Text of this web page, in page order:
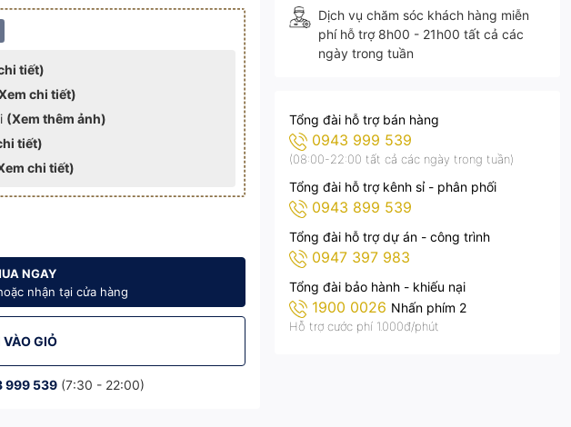
- CTLT.CA02.1500
Chống Bão - CTLT.CA02.1500
Trời 1500W Vỏ Nhôm, Chống Bão - CTLT.CA02.1500
Lượng Mặt Trời 1500W Vỏ Nhôm, Chống Bão - CTLT.CA02.1500
tiết)
chi tiết)
(Xem thêm ảnh)
tiết)
chi tiết)
NGAY
nhận tại cửa hàng
GIỎ
999 539 (7:30 - 22:00)
Dịch vụ chăm sóc khách hàng miễn
phí hỗ trợ 8h00 - 21h00 tất cả các
ngày trong tuần
Tổng đài hỗ trợ bán hàng
0943 999 539
(08:00-22:00 tất cả các ngày trong tuần)
Tổng đài hỗ trợ kênh sỉ - phân phối
0943 899 539
Tổng đài hỗ trợ dự án - công trình
0947 397 983
Tổng đài bảo hành - khiếu nại
1900 0026 Nhấn phím 2
Hỗ trợ cước phí 1.000đ/phút